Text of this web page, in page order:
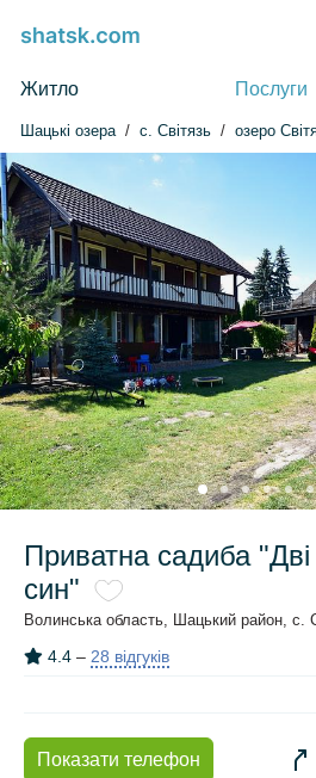
Житло Послуги
Шацькі озера c. Світязь озеро
Приватна садиба
син"
Волинська область, Шацький район, с.
4.4 – 28 відгуків
Показати телефон